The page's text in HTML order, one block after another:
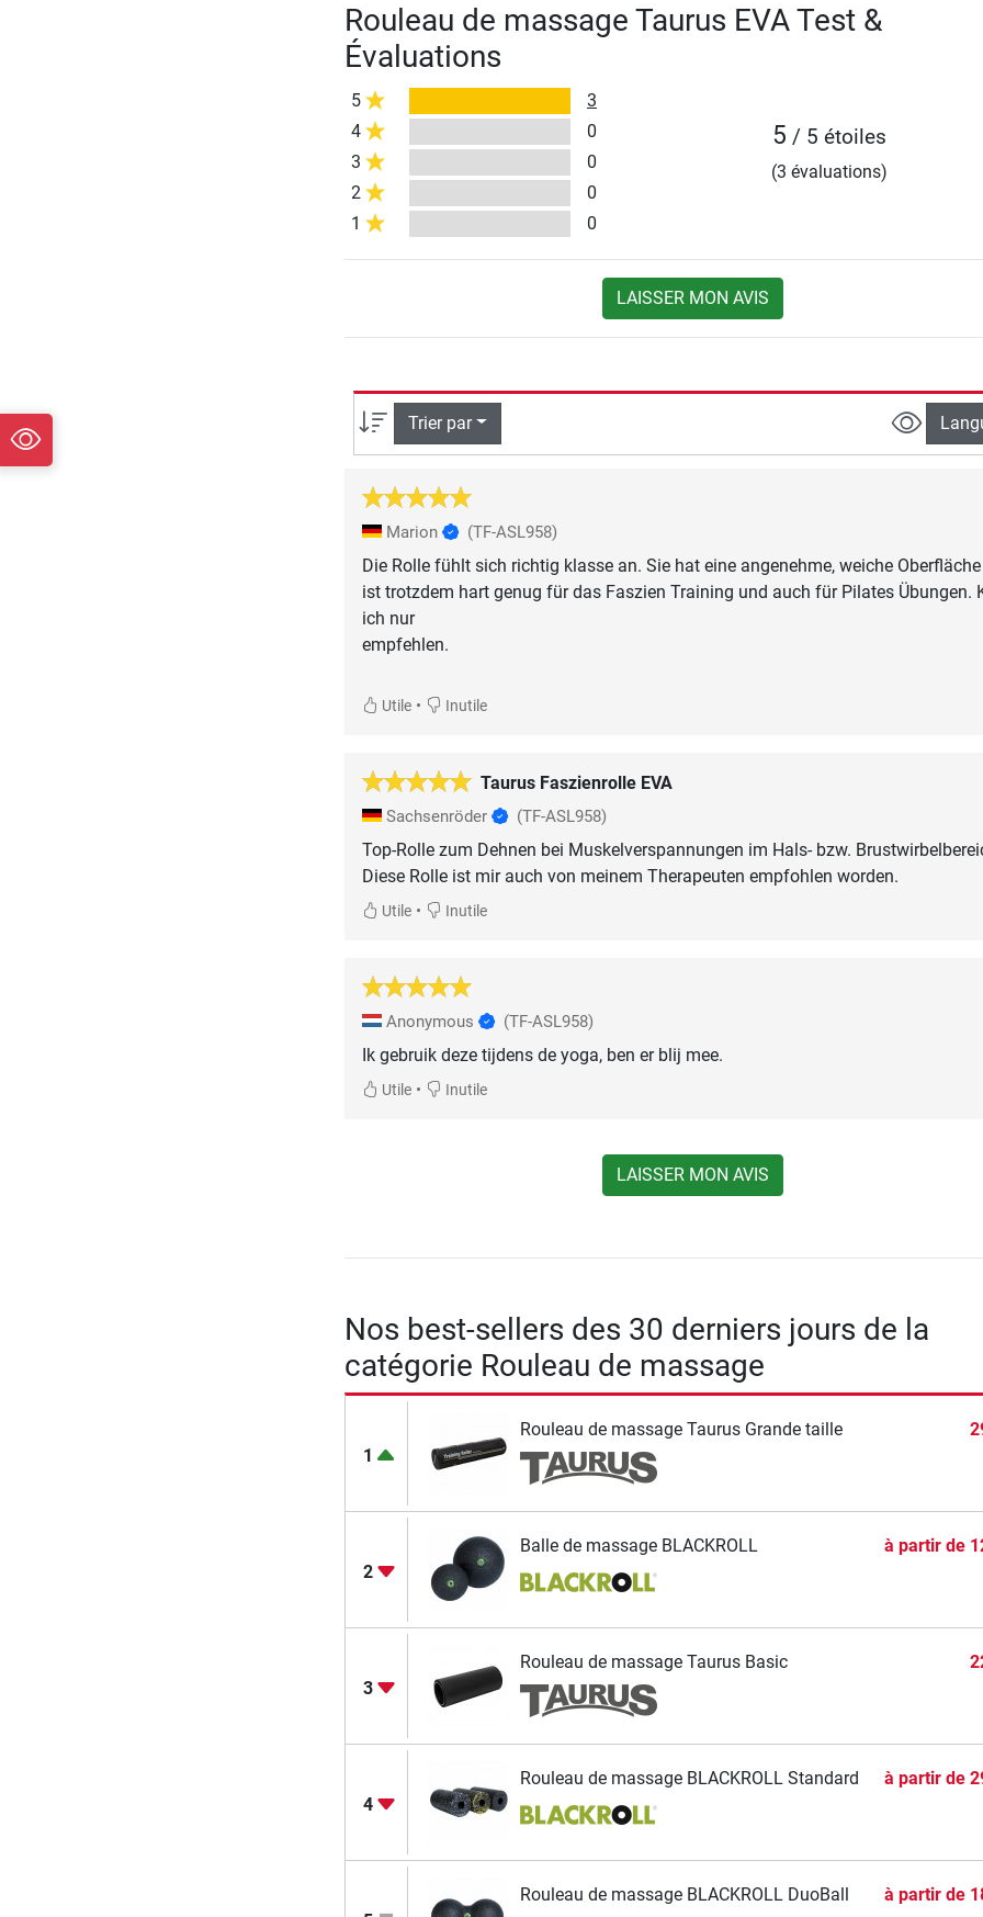
Rouleau de massage Taurus EVA Test &
Évaluations
5
3
4
0
3
0
2
0
1
0
5 / 5 étoiles
(3 évaluations)
LAISSER MON AVIS
Trier par
Marion (TF-ASL958)
Die Rolle fühlt sich richtig klasse an. Sie hat eine angenehme, weiche
ist trotzdem hart genug für das Faszien Training und auch für Pilates Übungen.
ich nur
empfehlen.
Utile• Inutile
Taurus Faszienrolle EVA
Sachsenröder (TF-ASL958)
Top-Rolle zum Dehnen bei Muskelverspannungen im Hals- bzw.
Diese Rolle ist mir auch von meinem Therapeuten empfohlen worden.
Utile• Inutile
Anonymous (TF-ASL958)
Ik gebruik deze tijdens de yoga, ben er blij mee.
Utile• Inutile
LAISSER MON AVIS
Nos best-sellers des 30 derniers jours de la
catégorie Rouleau de massage
1
Rouleau de massage Taurus Grande taille
2
Balle de massage BLACKROLL à partir de
3
Rouleau de massage Taurus Basic
4
Rouleau de massage BLACKROLL Standard à partir de
Rouleau de massage BLACKROLL DuoBall à partir de